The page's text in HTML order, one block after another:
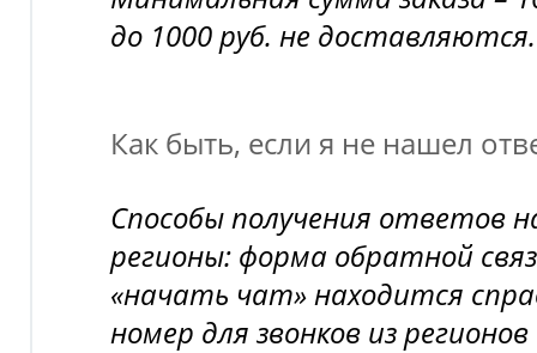
до 1000 руб. не доставляются.
Как быть, если я не нашел
Способы получения ответов
регионы: форма обратной
«начать чат» находится
номер для звонков из